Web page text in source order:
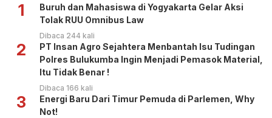
1
Buruh dan Mahasiswa di Yogyakarta Gelar Aksi
Tolak RUU Omnibus Law
Dibaca 244 kali
2
PT Insan Agro Sejahtera Menbantah Isu Tudingan
Polres Bulukumba Ingin Menjadi Pemasok Material,
Itu Tidak Benar !
Dibaca 166 kali
3
Energi Baru Dari Timur Pemuda di Parlemen, Why
Not!